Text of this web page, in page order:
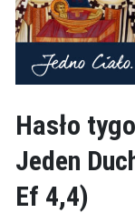
Hasło
Jeden
Ef 4,4)